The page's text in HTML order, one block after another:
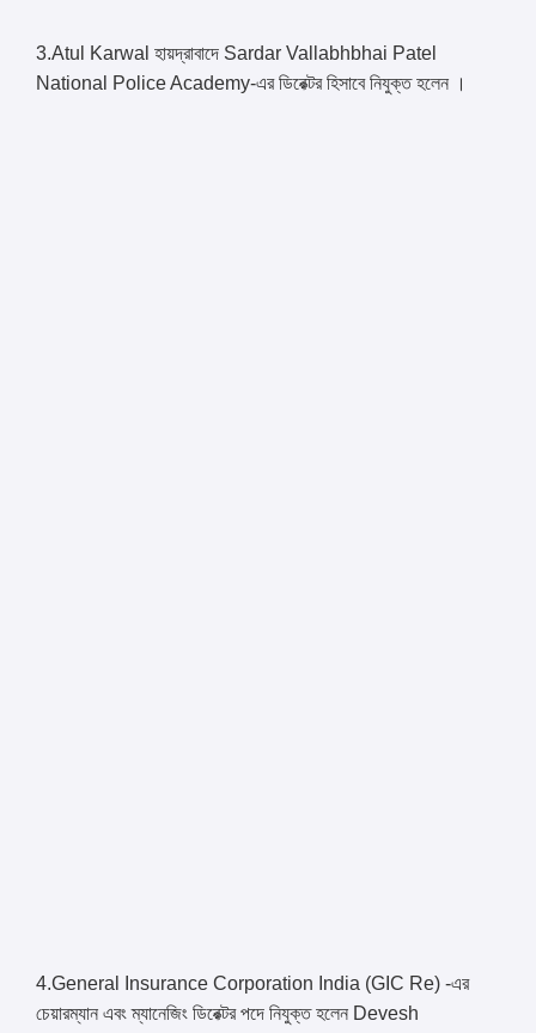
3.Atul Karwal হায়দ্রাবাদে Sardar Vallabhbhai Patel
National Police Academy-এর ডিরেক্টর হিসাবে নিযুক্ত হলেন ।
4.General Insurance Corporation India (GIC Re) -এর
চেয়ারম্যান এবং ম্যানেজিং ডিরেক্টর পদে নিযুক্ত হলেন Devesh